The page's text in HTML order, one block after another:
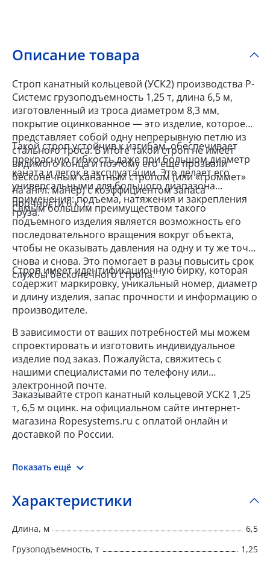
Описание товара
Строп канатный кольцевой (УСК2) производства Р-
Системс грузоподъемность 1,25 т, длина 6,5 м,
изготовленный из троса диаметром 8,3 мм,
покрытие оцинкованное — это изделие, которое
представляет собой одну непрерывную петлю из
стального троса. В итоге такой строп не имеет
видимого конца и поэтому его еще прозвали
бесконечным канатным стропом (или «громмет»
на англ. манер) с коэффициентом запаса
прочности 6 к 1.
Такой строп устойчив к изгибам, обеспечивает
прекрасную гибкость даже при большом диаметр
каната и легок в эксплуатации. Это делает его
универсальными для большого диапазона
применения: подъема, натяжения и закрепления
груза.
Самым большим преимуществом такого
подъемного изделия является возможность его
последовательного вращения вокруг объекта,
чтобы не оказывать давления на одну и ту же точку
снова и снова. Это помогает в разы повысить срок
службы бесконечного стропа.
Строп имеет идентификационную бирку, которая
содержит маркировку, уникальный номер, диаметр
и длину изделия, запас прочности и информацию о
производителе.
В зависимости от ваших потребностей мы можем
спроектировать и изготовить индивидуальное
изделие под заказ. Пожалуйста, свяжитесь с
нашими специалистами по телефону или
электронной почте.
Заказывайте строп канатный кольцевой УСК2 1,25
т, 6,5 м оцинк. на официальном сайте интернет-
магазина Ropesystems.ru с оплатой онлайн и
доставкой по России.
Показать ещё
Характеристики
Длина, м
6,5
Грузоподъемность, т
1,25